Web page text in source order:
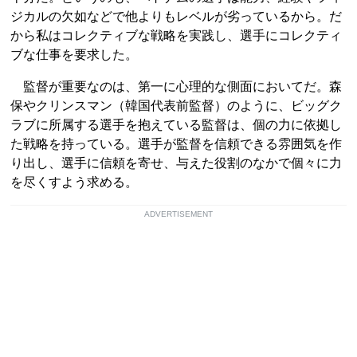
ジカルの欠如などで他よりもレベルが劣っているから。だ
から私はコレクティブな戦略を実践し、選手にコレクティ
ブな仕事を要求した。
監督が重要なのは、第一に心理的な側面においてだ。森
保やクリンスマン（韓国代表前監督）のように、ビッグク
ラブに所属する選手を抱えている監督は、個の力に依拠し
た戦略を持っている。選手が監督を信頼できる雰囲気を作
り出し、選手に信頼を寄せ、与えた役割のなかで個々に力
を尽くすよう求める。
ADVERTISEMENT